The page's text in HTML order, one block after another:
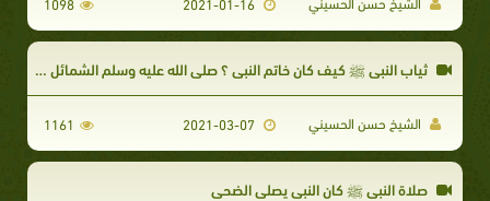
ثياب النبي ﷺ كيف كان خاتم النبي ؟ صلى الله عليه وسلم الشمائل المحمدية
الشيخ حسن الحسيني 1161
صلاة النبي ﷺ كان النبي يصلي الضحى